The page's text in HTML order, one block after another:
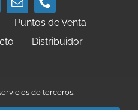
Puntos de Venta
Distribuidor
Política de Cookies
de Uso
de terceros.